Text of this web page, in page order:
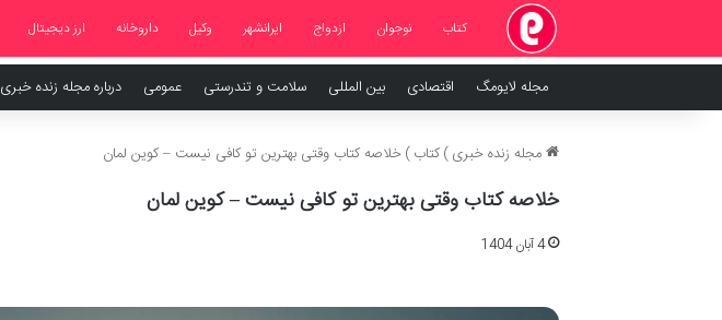
کتاب نوجوان ازدواج ایرانشهر وکیل داروخانه ارز دیجیتال
مجله لایومگ اقتصادی بین المللی سلامت و تندرستی عمومی درباره مجله زنده خبری
مجله زنده خبری ) کتاب ) خلاصه کتاب وقتی بهترین تو کافی نیست – کوین لمان
خلاصه کتاب وقتی بهترین تو کافی نیست – کوین لمان
4 آبان 1404